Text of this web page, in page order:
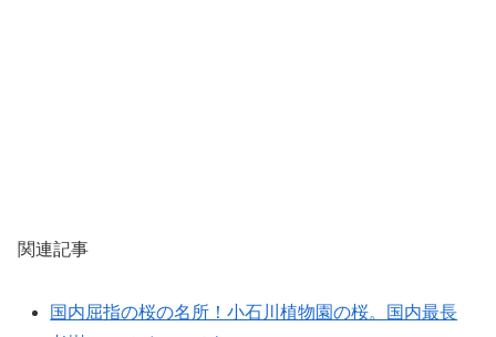
関連記事
国内屈指の桜の名所！小石川植物園の桜。国内最長